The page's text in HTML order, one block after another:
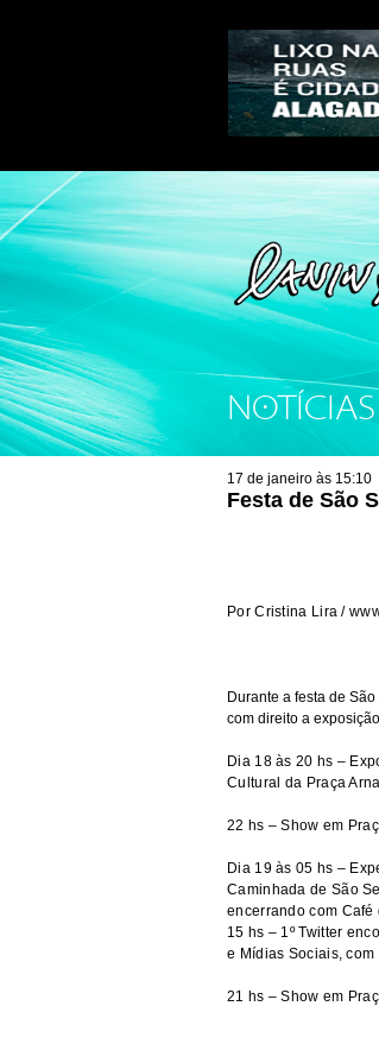
NOTÍCIAS
17 de janeiro às 15:10
Festa de São
Por Cristina Lira /
Durante a festa de
com direito a
Dia 18 às 20 hs –
Cultural da Praça
22 hs – Show em
Dia 19 às 05 hs –
Caminhada de São
encerrando com
15 hs – 1º Twitter
e Mídias Sociais,
21 hs – Show em